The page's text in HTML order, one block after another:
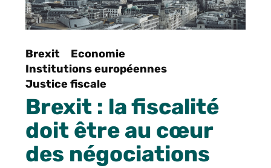
Brexit
Economie
Institutions européennes
Justice fiscale
Brexit : la fiscalité
doit être au cœur
des négociations